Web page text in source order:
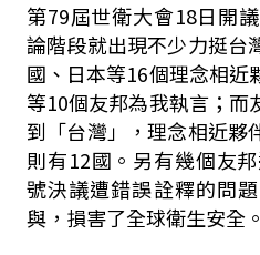
第79屆世衛大會18日開
論階段就出現不少力挺台
國、日本等16個理念相近
等10個友邦為我執言；而
到「台灣」，理念相近夥
則有12國。另有幾個友
號決議遭錯誤詮釋的問
與，損害了全球衛生安全。